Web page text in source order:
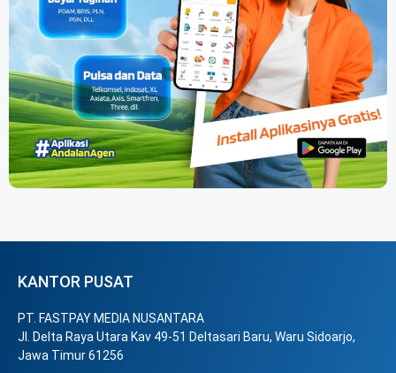
KANTOR PUSAT
PT. FASTPAY MEDIA NUSANTARA
Jl. Delta Raya Utara Kav 49-51 Deltasari Baru, Waru Sidoarjo,
Jawa Timur 61256